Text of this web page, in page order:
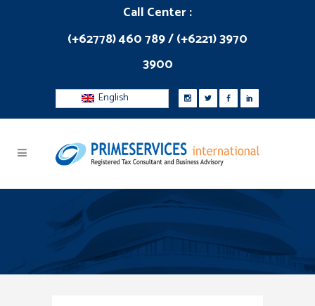
Call Center :
(+62778) 460 789 / (+6221) 3970
3900
English